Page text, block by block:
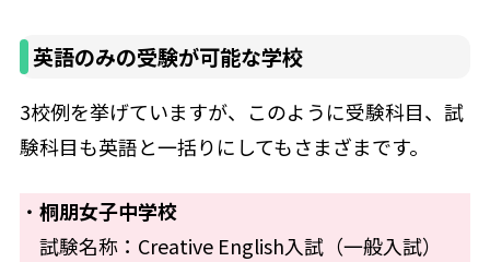
英語のみの受験が可能な学校
3校例を挙げていますが、このように受験科目、試
験科目も英語と一括りにしてもさまざまです。
・ 桐朋女子中学校
試験名称：Creative English入試（一般入試）